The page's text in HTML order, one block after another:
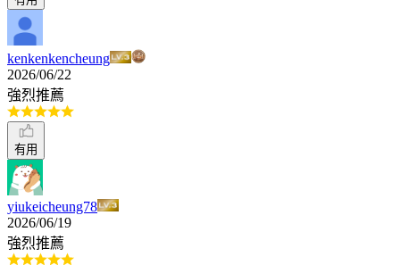
kenkenkencheung
2026/06/22
強烈推薦
有用
yiukeicheung78
2026/06/19
強烈推薦